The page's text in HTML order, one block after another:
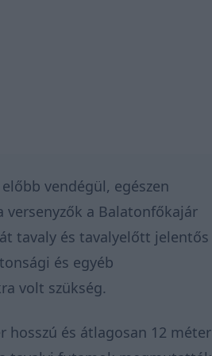
vendégül, egészen
versenyzők a Balatonfőkajár
tavaly és tavalyelőtt jelentős
és egyéb
volt szükség.
hosszú és átlagosan 12 méter